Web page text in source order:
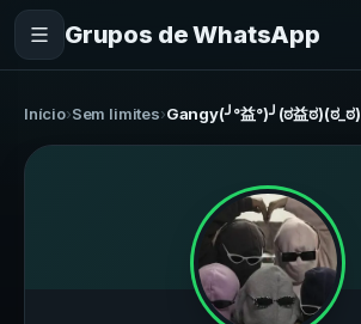
Grupos de WhatsApp
Início›Sem limites›Gangy(╯°益°)╯(ಠ益ಠ)(ಠ_ಠ)